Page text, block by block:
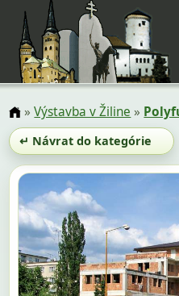
»Výstavba v Žiline »
↵ Návrat do kategórie